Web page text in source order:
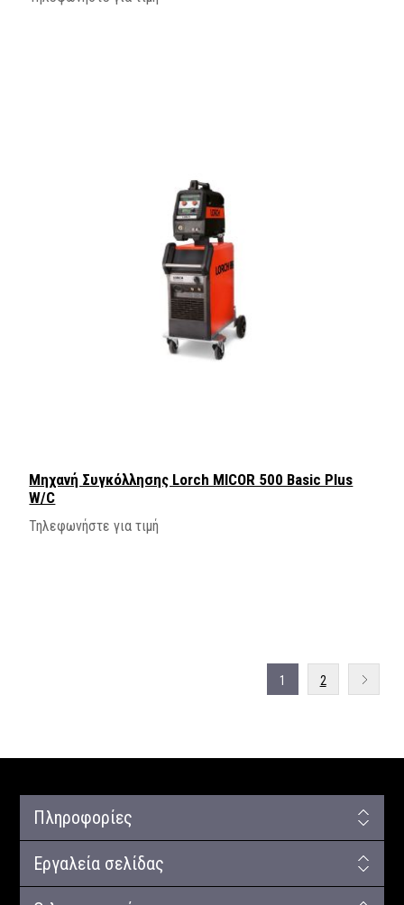
Μηχανή Συγκόλλησης Lorch MICOR 500 Basic Plus
W/C
Τηλεφωνήστε για τιμή
1 2
Πληροφορίες
Εργαλεία σελίδας